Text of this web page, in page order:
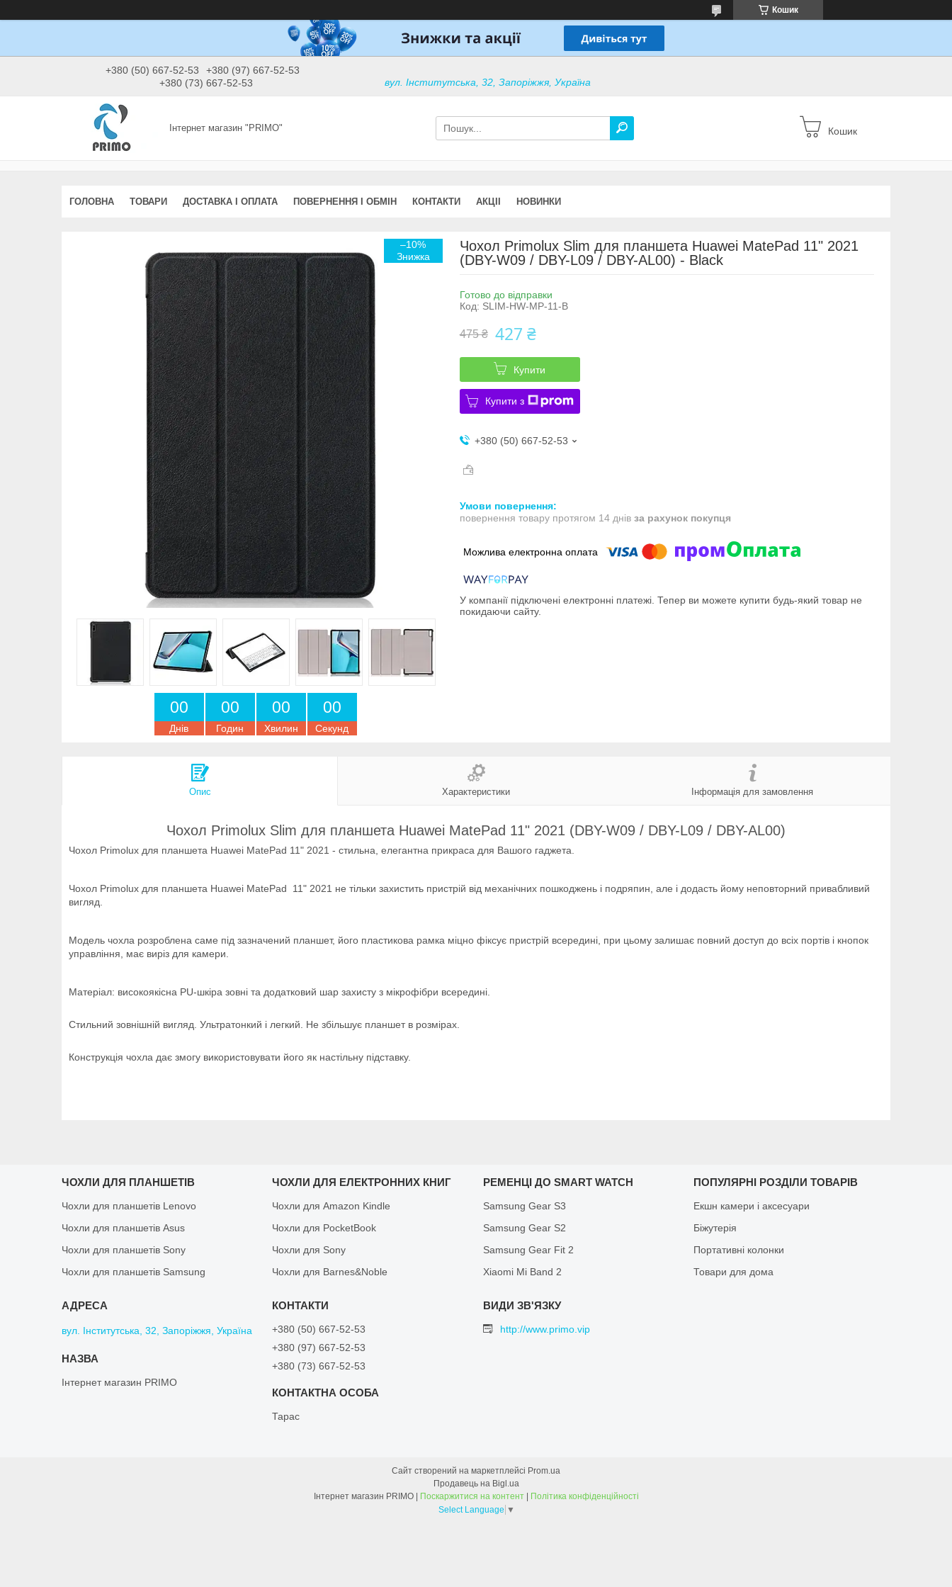
Кошик
+380 (50) 667-52-53
+380 (97) 667-52-53
+380 (73) 667-52-53
вул. Інститутська, 32, Запоріжжя, Україна
Інтернет магазин "PRIMO" Кошик
ГОЛОВНА ТОВАРИ ДОСТАВКА І ОПЛАТА ПОВЕРНЕННЯ І ОБМІН КОНТАКТИ АКЦІІ НОВИНКИ
–10%
00
Днів
00
Годин
00
Хвилин
00
Секунд
Чохол Primolux Slim для планшета Huawei MatePad 11" 2021
(DBY-W09 / DBY-L09 / DBY-AL00) - Black
Готово до відправки
Код: SLIM-HW-MP-11-B
475 ₴ 427 ₴
Купити
Купити з
+380 (50) 667-52-53
повернення товару протягом 14 днів за рахунок покупця
У компанії підключені електронні платежі. Тепер ви можете купити будь-який товар не
покидаючи сайту.
Опис Характеристики Інформація для замовлення
Чохол Primolux Slim для планшета Huawei MatePad 11" 2021 (DBY-W09 / DBY-L09 / DBY-AL00)
Чохол Primolux для планшета Huawei MatePad 11" 2021 - стильна, елегантна прикраса для Вашого гаджета.
Чохол Primolux для планшета Huawei MatePad 11" 2021 не тільки захистить пристрій від механічних пошкоджень і подряпин, але і додасть йому неповторний привабливий
вигляд.
Модель чохла розроблена саме під зазначений планшет, його пластикова рамка міцно фіксує пристрій всередині, при цьому залишає повний доступ до всіх портів і кнопок
управління, має виріз для камери.
Матеріал: високоякісна PU-шкіра зовні та додатковий шар захисту з мікрофібри всередині.
Стильний зовнішній вигляд. Ультратонкий і легкий. Не збільшує планшет в розмірах.
Конструкція чохла дає змогу використовувати його як настільну підставку.
ЧОХЛИ ДЛЯ ПЛАНШЕТІВ
Чохли для планшетів Lenovo
Чохли для планшетів Asus
Чохли для планшетів Sony
Чохли для планшетів Samsung
ЧОХЛИ ДЛЯ ЕЛЕКТРОННИХ КНИГ
Чохли для Amazon Kindle
Чохли для PocketBook
Чохли для Sony
Чохли для Barnes&Noble
РЕМЕНЦІ ДО SMART WATCH
Samsung Gear S3
Samsung Gear S2
Samsung Gear Fit 2
Xiaomi Mi Band 2
ПОПУЛЯРНІ РОЗДІЛИ ТОВАРІВ
Екшн камери і аксесуари
Біжутерія
Портативні колонки
Товари для дома
вул. Інститутська, 32, Запоріжжя, Україна
Інтернет магазин PRIMO
+380 (50) 667-52-53
+380 (97) 667-52-53
+380 (73) 667-52-53
Тарас
http://www.primo.vip
Сайт створений на маркетплейсі Prom.ua
Продавець на Bigl.ua
Інтернет магазин PRIMO | Поскаржитися на контент | Політика конфіденційності
Select Language ▼